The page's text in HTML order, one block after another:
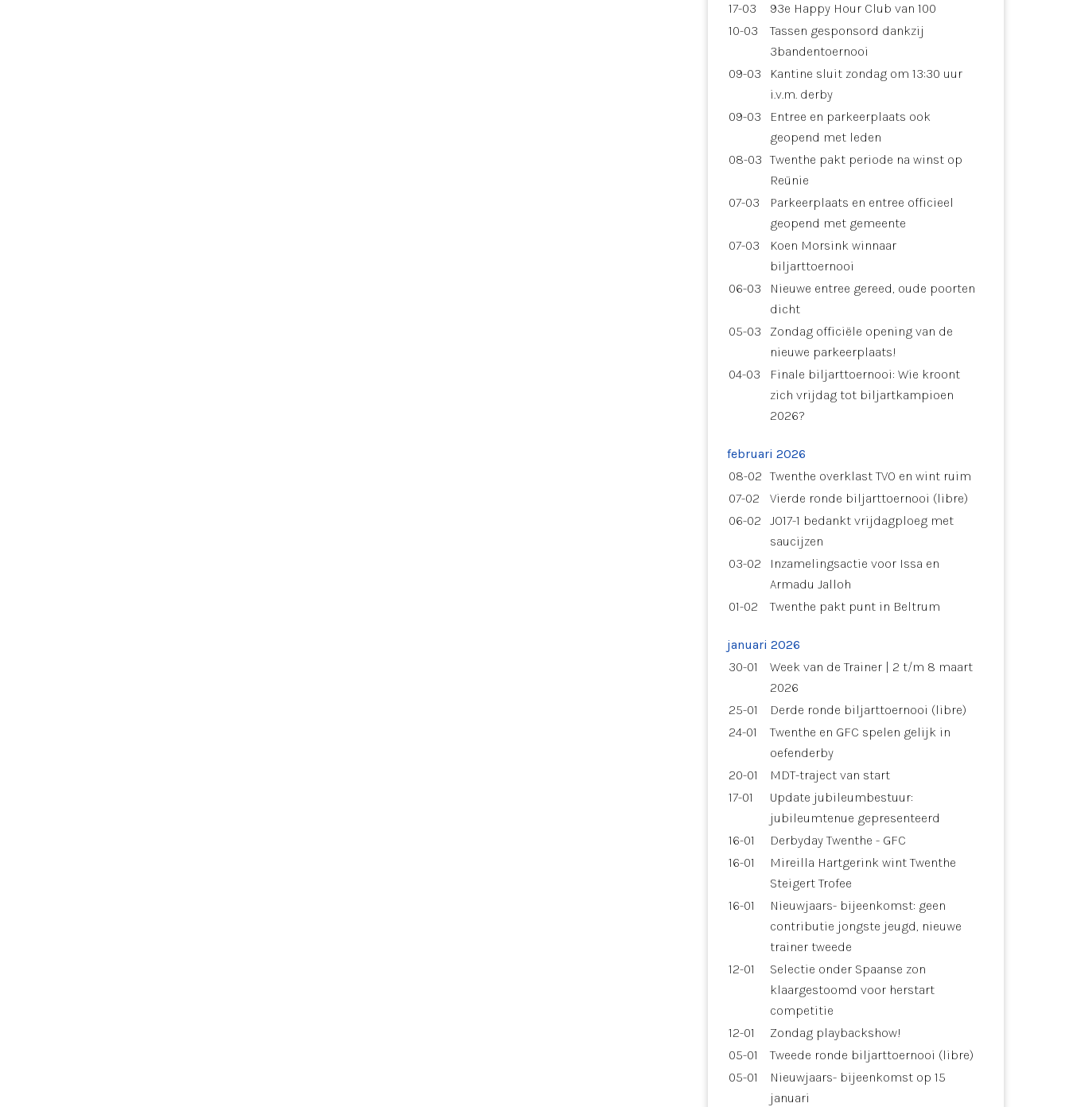
17-03
93e Happy Hour Club van 100
10-03
Tassen gesponsord dankzij
3bandentoernooi
09-03
Kantine sluit zondag om 13:30 uur
i.v.m. derby
09-03
Entree en parkeerplaats ook
geopend met leden
08-03 Twenthe pakt periode na winst op
Reünie
07-03
Parkeerplaats en entree officieel
geopend met gemeente
07-03
Koen Morsink winnaar
biljarttoernooi
06-03
Nieuwe entree gereed, oude poorten
dicht
05-03
Zondag officiële opening van de
nieuwe parkeerplaats!
04-03
Finale biljarttoernooi: Wie kroont
zich vrijdag tot biljartkampioen
2026?
februari 2026
08-02 Twenthe overklast TVO en wint ruim
07-02
Vierde ronde biljarttoernooi (libre)
06-02
JO17-1 bedankt vrijdagploeg met
saucijzen
03-02
Inzamelingsactie voor Issa en
Armadu Jalloh
01-02
Twenthe pakt punt in Beltrum
januari 2026
30-01
Week van de Trainer | 2 t/m 8 maart
2026
25-01
Derde ronde biljarttoernooi (libre)
24-01
Twenthe en GFC spelen gelijk in
oefenderby
20-01
MDT-traject van start
17-01
Update jubileumbestuur:
jubileumtenue gepresenteerd
16-01
Derbyday Twenthe - GFC
16-01
Mireilla Hartgerink wint Twenthe
Steigert Trofee
16-01
Nieuwjaars- bijeenkomst: geen
contributie jongste jeugd, nieuwe
trainer tweede
12-01
Selectie onder Spaanse zon
klaargestoomd voor herstart
competitie
12-01
Zondag playbackshow!
05-01
Tweede ronde biljarttoernooi (libre)
05-01
Nieuwjaars- bijeenkomst op 15
januari